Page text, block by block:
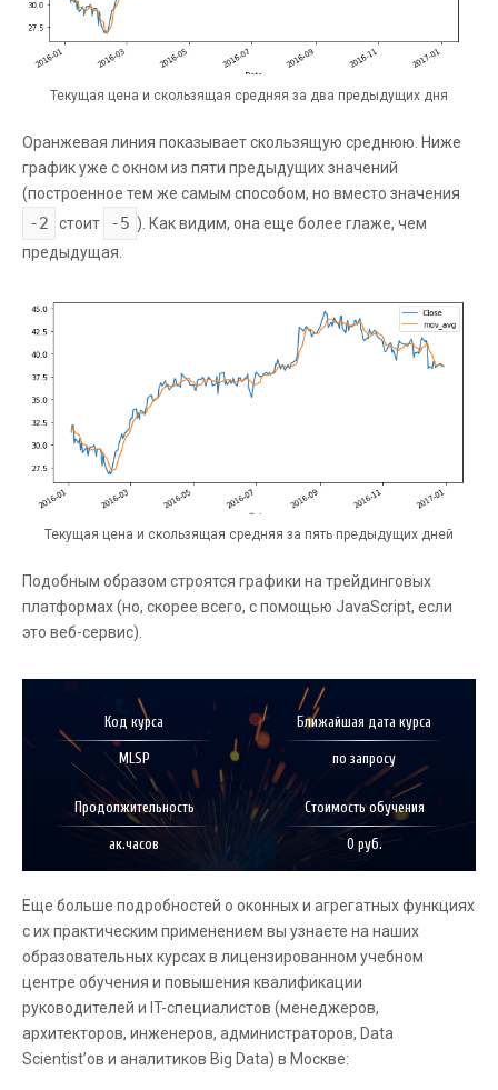
Текущая цена и скользящая средняя за два предыдущих дня
Оранжевая линия показывает скользящую среднюю. Ниже
график уже с окном из пяти предыдущих значений
(построенное тем же самым способом, но вместо значения
-2 стоит -5 ). Как видим, она еще более глаже, чем
предыдущая.
Текущая цена и скользящая средняя за пять предыдущих дней
Подобным образом строятся графики на трейдинговых
платформах (но, скорее всего, с помощью JavaScript, если
это веб-сервис).
Код курса
MLSP
Ближайшая дата курса
по запросу
Продолжительность
ак.часов
Стоимость обучения
0 руб.
Еще больше подробностей о оконных и агрегатных функциях
с их практическим применением вы узнаете на наших
образовательных курсах в лицензированном учебном
центре обучения и повышения квалификации
руководителей и IT-специалистов (менеджеров,
архитекторов, инженеров, администраторов, Data
Scientist’ов и аналитиков Big Data) в Москве: